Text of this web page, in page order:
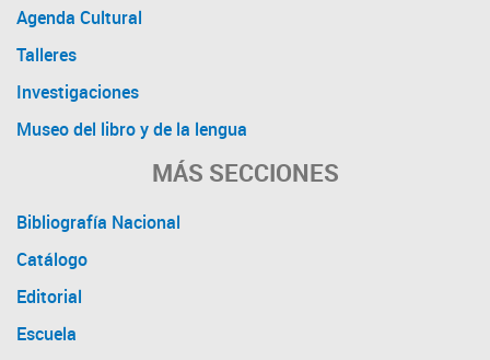
Agenda Cultural
Talleres
Investigaciones
Museo del libro y de la lengua
MÁS SECCIONES
Bibliografía Nacional
Catálogo
Editorial
Escuela